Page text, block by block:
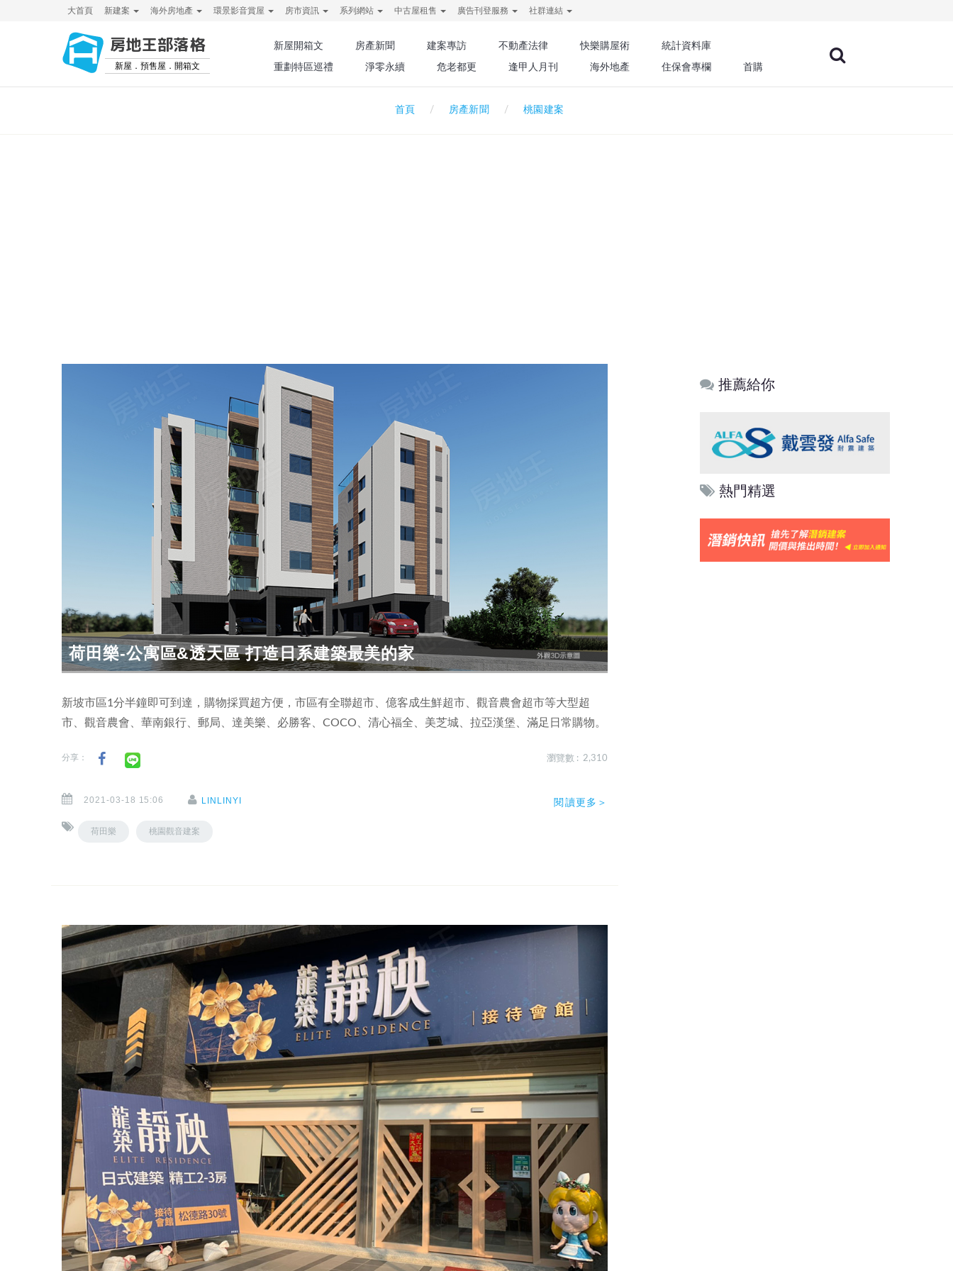
大首頁 新建案 海外房地產 環景影音賞屋 房市資訊 系列網站 中古屋租售 廣告刊登服務 社群連結
房地王部落格
新屋．預售屋．開箱文
新屋開箱文 房產新聞 建案專訪 不動產法律 快樂購屋術
統計資料庫
重劃特區巡禮
淨零永續 危老都更 逢甲人月刊 海外地產 住保會專欄 首購
首頁 房產新聞 桃園建案
荷田樂-公寓區&透天區 打造日系建築最美的家
新坡市區1分半鐘即可到達，購物採買超方便，市區有全聯超市、億客成生鮮超市、觀音農會超市等大型超
市、觀音農會、華南銀行、郵局、達美樂、必勝客、COCO、清心福全、美芝城、拉亞漢堡、滿足日常購物。
分享： 瀏覽數 : 2,310
2021-03-18 15:06 LINLINYI
荷田樂 桃園觀音建案
閱讀更多＞
推薦給你
熱門精選